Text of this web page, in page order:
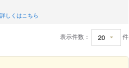
詳しくはこちら
表示件数： 件